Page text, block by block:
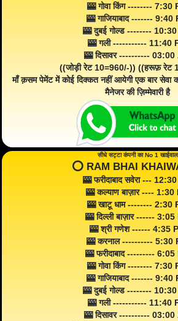
🎰 गोवा किंग -------- 7:30
🎰 गाजियाबाद ------- 9:40
🎰 दुबई गोल्ड --------
🎰 गली ----------- 11:40
🎰 दिसावर ---------- 03:00
((जोड़ी रेट 10=960/-)) ((हरूफ़ रेट
माँ क़सम पेमेंट में कोई दिक्कत नहीं आयेगी एक बार सेवा
मैनेजर की ज़िम्मेवारी है
सीधे सट्टा कंपनी का No 1 खाईवाल
⭕️ RAM BHAI
🎰 फरीदाबाद सवेरा ---
🎰 कल्याण बाज़ार ---- 1:30
🎰 खाटू धाम -------- 2:30
🎰 दिल्ली बाज़ार ------ 3:05
🎰 श्री गणेश ------ 4:35
🎰 करनाल ---------- 5:30
🎰 फरीदाबाद --------- 6:05
🎰 गोवा किंग -------- 7:30
🎰 गाजियाबाद ------- 9:40
🎰 दुबई गोल्ड --------
🎰 गली ----------- 11:40
🎰 दिसावर ---------- 03:00